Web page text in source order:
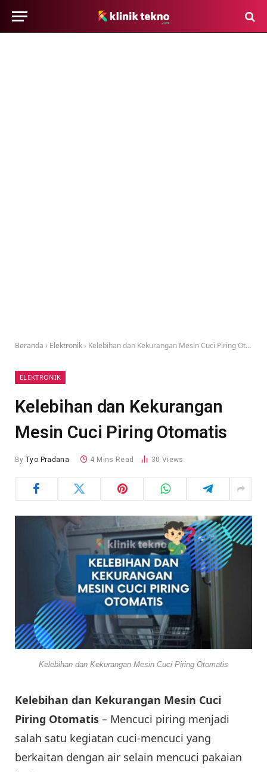
Beranda › Elektronik › Kelebihan dan Kekurangan Mesin Cuci Piring Otomatis
ELEKTRONIK
Kelebihan dan Kekurangan
Mesin Cuci Piring Otomatis
By Tyo Pradana 4 Mins Read 30 Views
Kelebihan dan Kekurangan Mesin Cuci Piring Otomatis
Kelebihan dan Kekurangan Mesin Cuci
Piring Otomatis – Mencuci piring menjadi
salah satu kegiatan cuci-mencuci yang
berkaitan dengan air selain mencuci pakaian